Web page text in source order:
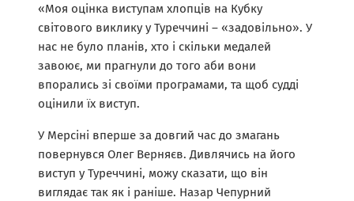
«Моя оцінка виступам хлопців на Кубку
світового виклику у Туреччині – «задовільно». У
нас не було планів, хто і скільки медалей
завоює, ми прагнули до того аби вони
впорались зі своїми програмами, та щоб судді
оцінили їх виступ.
У Мерсіні вперше за довгий час до змагань
повернувся Олег Верняєв. Дивлячись на його
виступ у Туреччині, можу сказати, що він
виглядає так як і раніше. Назар Чепурний